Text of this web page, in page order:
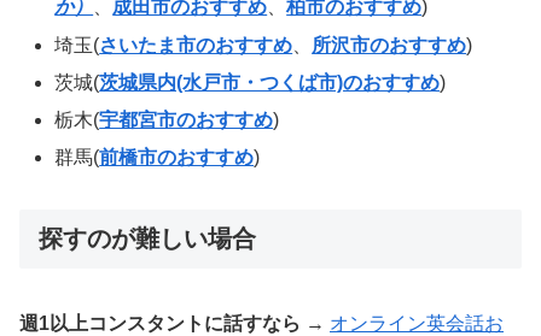
か）
成田市のおすすめ 、柏市のおすすめ)
埼玉(さいたま市のおすすめ 所沢市のおすすめ)
茨城(茨城県内(水戸市・つくば市)のおすすめ)
栃木(宇都宮市のおすすめ)
群馬(前橋市のおすすめ)
探すのが難しい場合
週1以上コンスタントに話すなら → オンライン英会話お